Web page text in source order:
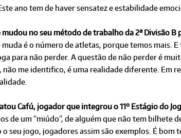
ano tem de haver sensatez e estabilidade
mudou no seu método de trabalho da 2ª Divisão
muda é o número de atletas, porque temos mais.
para não perder. A questão de não perder é
não me identifico, é uma realidade diferente. Em
Cafú, jogador que integrou o 11º Estágio do
de um “miúdo”, de alguém que não tem
seu jogo, jogadores assim são exemplos. É